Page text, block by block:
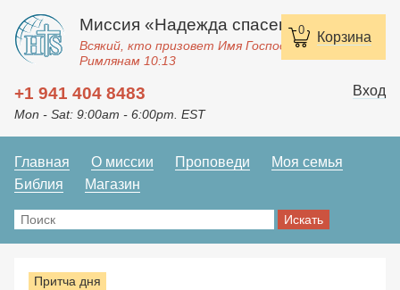
0 Корзина
Миссия «Надежда спасения»
Всякий, кто призовет Имя Господне, спасется.
Римлянам 10:13
+1 941 404 8483
Mon - Sat: 9:00am - 6:00pm. EST
Вход
Главная О миссии Проповеди
Моя семья
Библия
Магазин
Притча дня